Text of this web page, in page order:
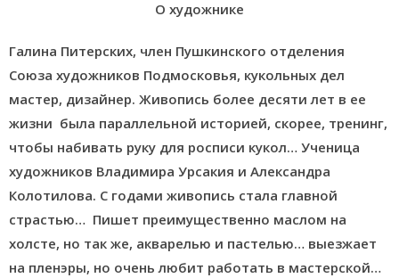
О художнике
Галина Питерских, член Пушкинского отделения
Союза художников Подмосковья, кукольных дел
мастер, дизайнер. Живопись более десяти лет в ее
жизни была параллельной историей, скорее, тренинг,
чтобы набивать руку для росписи кукол… Ученица
художников Владимира Урсакия и Александра
Колотилова. С годами живопись стала главной
страстью… Пишет преимущественно маслом на
холсте, но так же, акварелью и пастелью… выезжает
на пленэры, но очень любит работать в мастерской…